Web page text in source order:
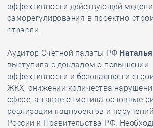
эффективности действующей модели
саморегулирования в проектно-
отрасли.
Аудитор Счётной палаты РФ
выступила с докладом о повышении
эффективности и безопасности
ЖКХ, снижении количества
сфере, а также отметила основные
реализации нацпроектов и
России и Правительства РФ.